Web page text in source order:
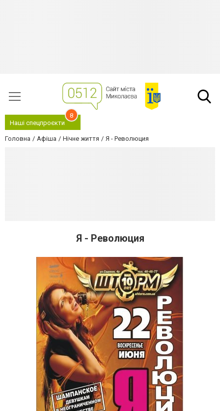
Наші спецпроєкти
8
Головна Афіша Нічне життя Я - Революция
Я - Революция